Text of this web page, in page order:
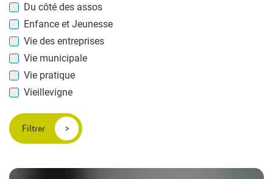
Du côté des assos
Enfance et Jeunesse
Vie des entreprises
Vie municipale
Vie pratique
Vieillevigne
Filtrer